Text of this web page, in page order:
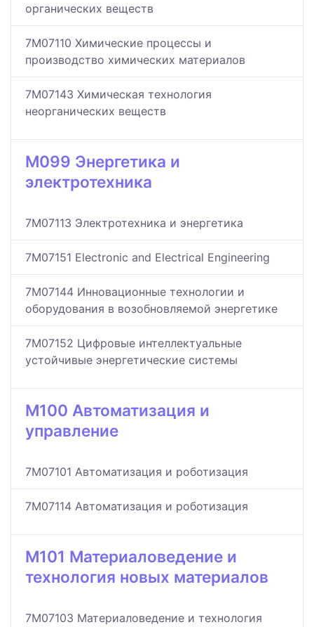
органических веществ
7M07110 Химические процессы и
производство химических материалов
7M07143 Химическая технология
неорганических веществ
M099 Энергетика и
электротехника
7M07113 Электротехника и энергетика
7M07151 Electronic and Electrical Engineering
7M07144 Инновационные технологии и
оборудования в возобновляемой энергетике
7M07152 Цифровые интеллектуальные
устойчивые энергетические системы
M100 Автоматизация и
управление
7M07101 Автоматизация и роботизация
7M07114 Автоматизация и роботизация
M101 Материаловедение и
технология новых материалов
7M07103 Материаловедение и технология